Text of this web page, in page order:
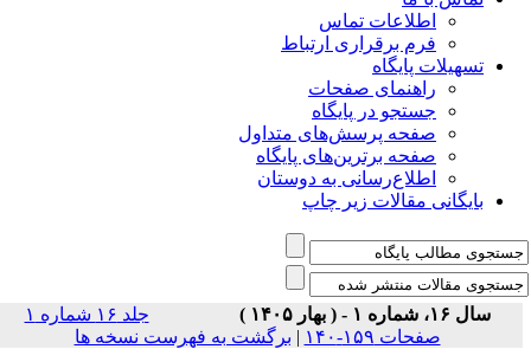
اطلاعات تماس
فرم برقراری ارتباط
تسهیلات پایگاه
راهنمای صفحات
جستجو در پایگاه
صفحه پرسش‌های متداول
صفحه برترین‌های پایگاه
اطلاع‌رسانی به دوستان
بایگانی مقالات زیر چاپ
سال ۱۶، شماره ۱ - ( بهار ۱۴۰۵ )
جلد ۱۶ شماره ۱
صفحات ۱۵۹-۱۴۰
| برگشت به فهرست نسخه ها